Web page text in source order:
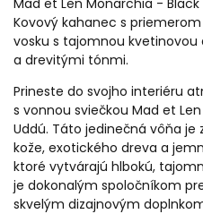
Kovový kahanec s
vosku s tajomnou
a drevitými tónmi.
Prineste do svojho interiéru
s vonnou sviečkou Mad et
Uddú. Táto jedinečná vôňa
kože, exotického dreva a
ktoré vytvárajú hlbokú,
je dokonalým spoločníkom
skvelým dizajnovým